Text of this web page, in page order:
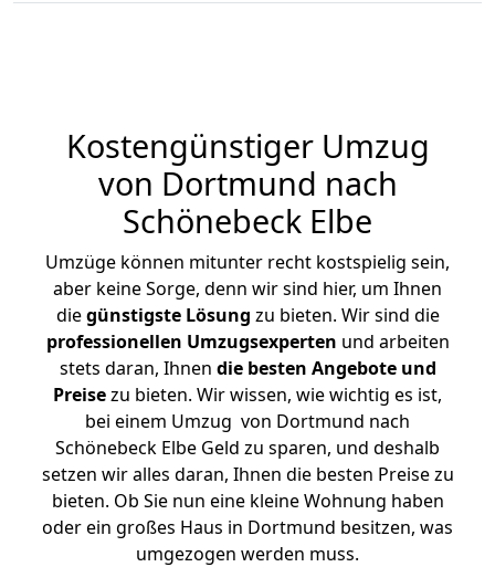
Kostengünstiger Umzug
von Dortmund nach
Schönebeck Elbe
Umzüge können mitunter recht kostspielig sein,
aber keine Sorge, denn wir sind hier, um Ihnen
diegünstigste Lösung zu bieten. Wir sind die
professionellen Umzugsexperten und arbeiten
stets daran, Ihnen die besten Angebote und
Preisezu bieten. Wir wissen, wie wichtig es ist,
bei einem Umzug von Dortmund nach
Schönebeck Elbe Geld zu sparen, und deshalb
setzen wir alles daran, Ihnen die besten Preise zu
bieten. Ob Sie nun eine kleine Wohnung haben
oder ein großes Haus in Dortmund besitzen, was
umgezogen werden muss.